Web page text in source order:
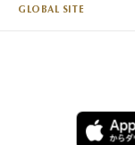
GLOBAL SITE